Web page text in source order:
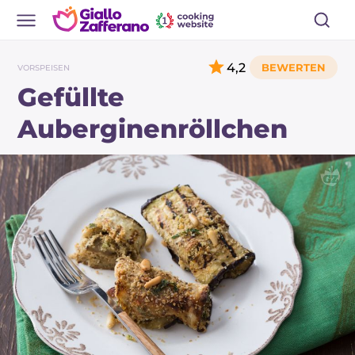
VORSPEISEN
Gefüllte
Auberginenröllchen
4,2